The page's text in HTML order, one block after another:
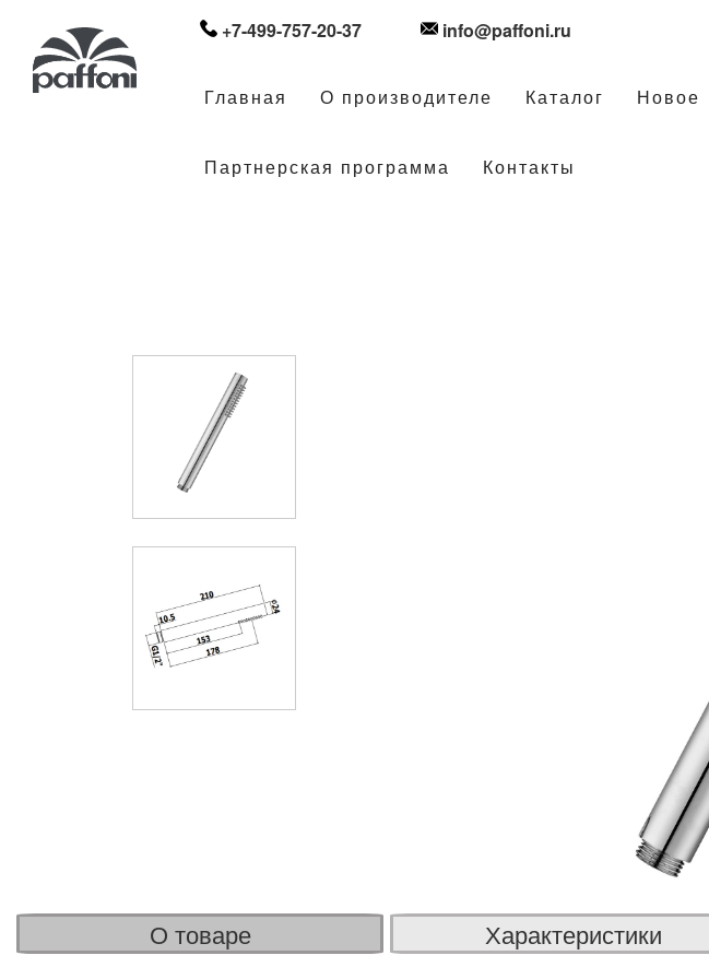
+7-499-757-20-37 info@paffoni.ru
Главная О производителе Каталог Новое
Партнерская программа Контакты
О товаре Характеристики